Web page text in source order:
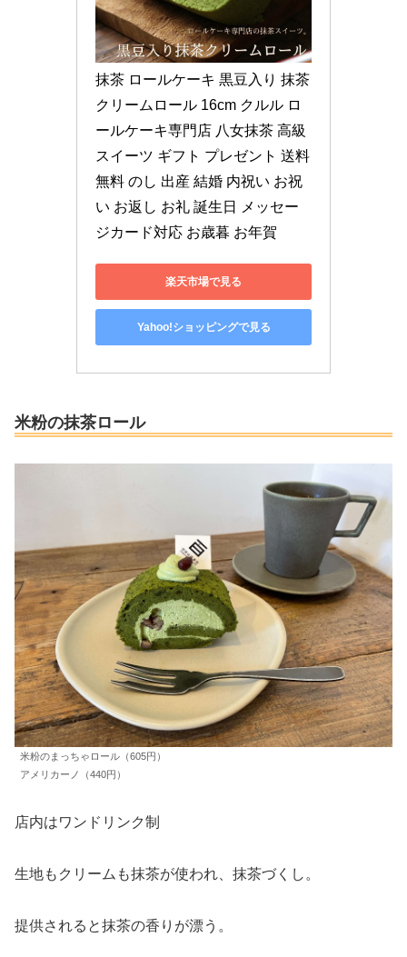
抹茶 ロールケーキ 黒豆入り 抹茶
クリームロール 16cm クルル ロ
ールケーキ専門店 八女抹茶 高級
スイーツ ギフト プレゼント 送料
無料 のし 出産 結婚 内祝い お祝
い お返し お礼 誕生日 メッセー
ジカード対応 お歳暮 お年賀
楽天市場で見る
Yahoo!ショッピングで見る
米粉の抹茶ロール
米粉のまっちゃロール（605円）
アメリカーノ（440円）
店内はワンドリンク制
生地もクリームも抹茶が使われ、抹茶づくし。
提供されると抹茶の香りが漂う。